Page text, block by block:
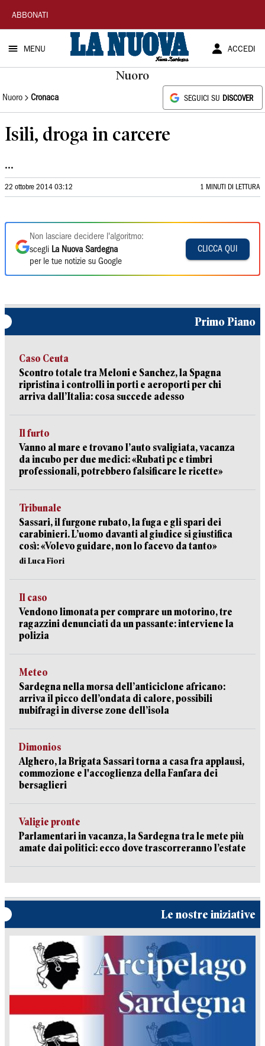
La
Nuova
Sardegna
ABBONATI
MENU ACCEDI
Nuoro
Nuoro Cronaca SEGUICI SU DISCOVER
Isili, droga in carcere
...
22 ottobre 2014 03:12 1 MINUTI DI LETTURA
Non lasciare decidere l'algoritmo:
scegli La Nuova Sardegna
per le tue notizie su Google
CLICCA QUI
Primo Piano
Caso Ceuta
Scontro totale tra Meloni e Sanchez, la Spagna
ripristina i controlli in porti e aeroporti per chi
arriva dall’Italia: cosa succede adesso
Il furto
Vanno al mare e trovano l’auto svaligiata, vacanza
da incubo per due medici: «Rubati pc e timbri
professionali, potrebbero falsificare le ricette»
Tribunale
Sassari, il furgone rubato, la fuga e gli spari dei
carabinieri. L’uomo davanti al giudice si giustifica
così: «Volevo guidare, non lo facevo da tanto»
di Luca Fiori
Il caso
Vendono limonata per comprare un motorino, tre
ragazzini denunciati da un passante: interviene la
polizia
Meteo
Sardegna nella morsa dell’anticiclone africano:
arriva il picco dell’ondata di calore, possibili
nubifragi in diverse zone dell’isola
Dimonios
Alghero, la Brigata Sassari torna a casa fra applausi,
commozione e l'accoglienza della Fanfara dei
bersaglieri
Valigie pronte
Parlamentari in vacanza, la Sardegna tra le mete più
amate dai politici: ecco dove trascorreranno l’estate
Le nostre iniziative